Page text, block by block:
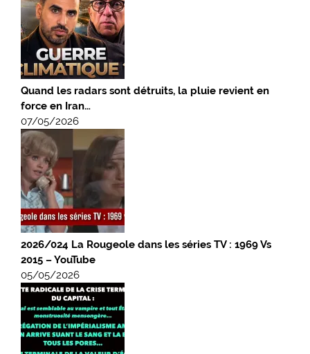
Quand les radars sont détruits, la pluie revient en
force en Iran…
07/05/2026
2026/024 La Rougeole dans les séries TV : 1969 Vs
2015 – YouTube
05/05/2026